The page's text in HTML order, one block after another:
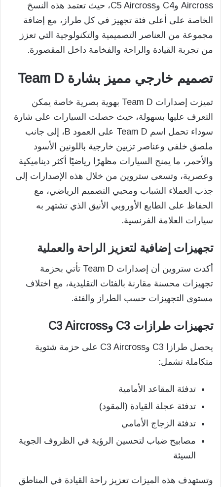
Aircross وC4 وC5 Aircross، حيث تعتمد هذه النسخ
الخاصة على أعلى فئة تجهيز في كل طراز، مع إضافة
مجموعة من العناصر التصميمية والتكنولوجية التي تعزز
من تجربة القيادة والراحة والفخامة داخل المقصورة.
تصميم خارجي مميز بشارة Team D
تميزت إصدارات Team D بهوية بصرية خاصة يمكن
التعرف عليها بسهولة، حيث حصلت السيارات على شارة
سوداء تحمل اسم Team D على العمود B، إلى جانب
ملصق خلفي وعناصر تزيين خارجية باللونين الأسود
والأحمر، ما يمنح السيارات مظهرًا رياضيًا أكثر ديناميكية
وعصرية، وتسعى ستروين من خلال هذه الإصدارات إلى
جذب العملاء الشباب ومحبي التصميم الرياضي، مع
الحفاظ على الطابع الأوروبي الأنيق الذي تشتهر به
سيارات العلامة الفرنسية.
تجهيزات إضافية لتعزيز الراحة والعملية
أكدت ستروين أن إصدارات Team D تأتي بحزمة
تجهيزات محسنة مقارنة بالفئات التقليدية، مع اختلاف
مستوى التجهيزات حسب الطراز والفئة.
تجهيزات طرازات C3 وC3 Aircross
يحصل طرازا C3 وC3 Aircross على حزمة شتوية
متكاملة تشمل:
تدفئة المقاعد الأمامية
تدفئة عجلة القيادة (المقود)
تدفئة الزجاج الأمامي
مصابيح ضباب لتحسين الرؤية في الظروف الجوية
السيئة
وتستهدف هذه الميزات تعزيز راحة القيادة في المناطق